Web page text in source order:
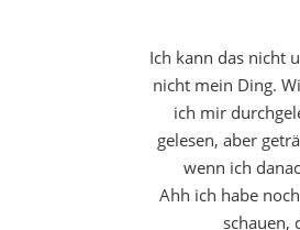
Ich kann das nicht
nicht mein Ding.
ich mir
gelesen, aber
wenn ich
Ahh ich habe
schauen,